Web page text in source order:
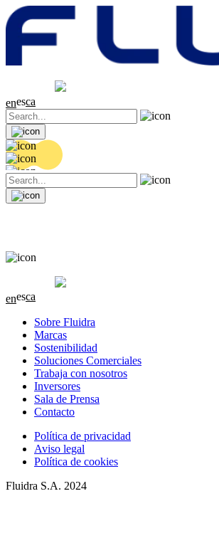
0.04 (+0.2%)
enesca
0.04 (+0.2%)
enesca
Sobre Fluidra
Marcas
Sostenibilidad
Soluciones Comerciales
Trabaja con nosotros
Inversores
Sala de Prensa
Contacto
Política de privacidad
Aviso legal
Política de cookies
Fluidra S.A. 2024